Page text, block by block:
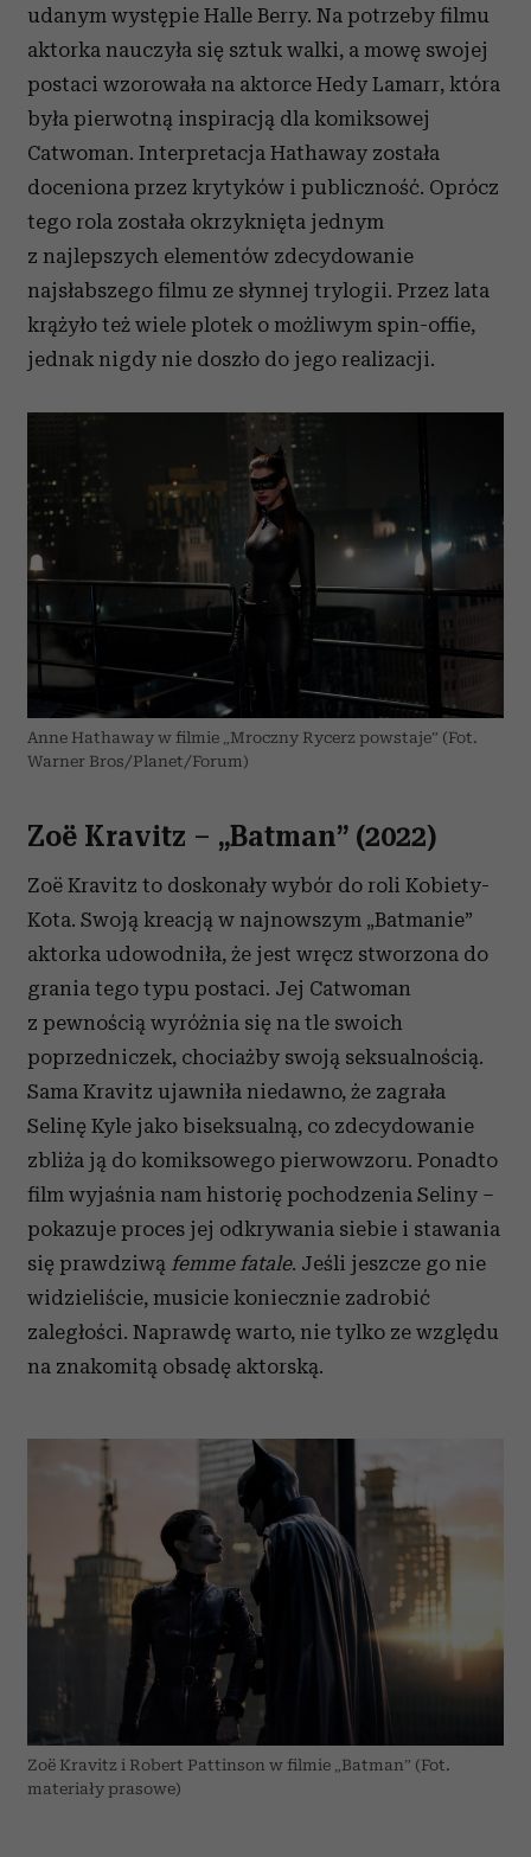
udanym występie Halle Berry. Na potrzeby filmu
aktorka nauczyła się sztuk walki, a mowę swojej
postaci wzorowała na aktorce Hedy Lamarr, która
była pierwotną inspiracją dla komiksowej
Catwoman. Interpretacja Hathaway została
doceniona przez krytyków i publiczność. Oprócz
tego rola została okrzyknięta jednym
z najlepszych elementów zdecydowanie
najsłabszego filmu ze słynnej trylogii. Przez lata
krążyło też wiele plotek o możliwym spin-offie,
jednak nigdy nie doszło do jego realizacji.
Anne Hathaway w filmie „Mroczny Rycerz powstaje” (Fot.
Warner Bros/Planet/Forum)
Zoë Kravitz – „Batman” (2022)
Zoë Kravitz to doskonały wybór do roli Kobiety-
Kota. Swoją kreacją w najnowszym „Batmanie”
aktorka udowodniła, że jest wręcz stworzona do
grania tego typu postaci. Jej Catwoman
z pewnością wyróżnia się na tle swoich
poprzedniczek, chociażby swoją seksualnością.
Sama Kravitz ujawniła niedawno, że zagrała
Selinę Kyle jako biseksualną, co zdecydowanie
zbliża ją do komiksowego pierwowzoru. Ponadto
film wyjaśnia nam historię pochodzenia Seliny –
pokazuje proces jej odkrywania siebie i stawania
się prawdziwą femme fatale. Jeśli jeszcze go nie
widzieliście, musicie koniecznie zadrobić
zaległości. Naprawdę warto, nie tylko ze względu
na znakomitą obsadę aktorską.
Zoë Kravitz i Robert Pattinson w filmie „Batman” (Fot.
materiały prasowe)